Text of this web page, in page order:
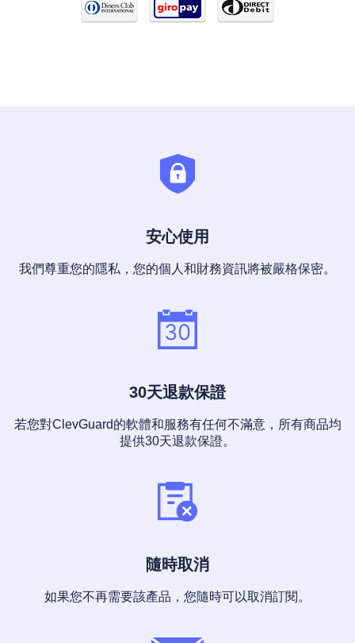
安心使用
我們尊重您的隱私，您的個人和財務資訊將被嚴格保密。
30天退款保證
若您對ClevGuard的軟體和服務有任何不滿意，所有商品均
提供30天退款保證。
隨時取消
如果您不再需要該產品，您隨時可以取消訂閱。